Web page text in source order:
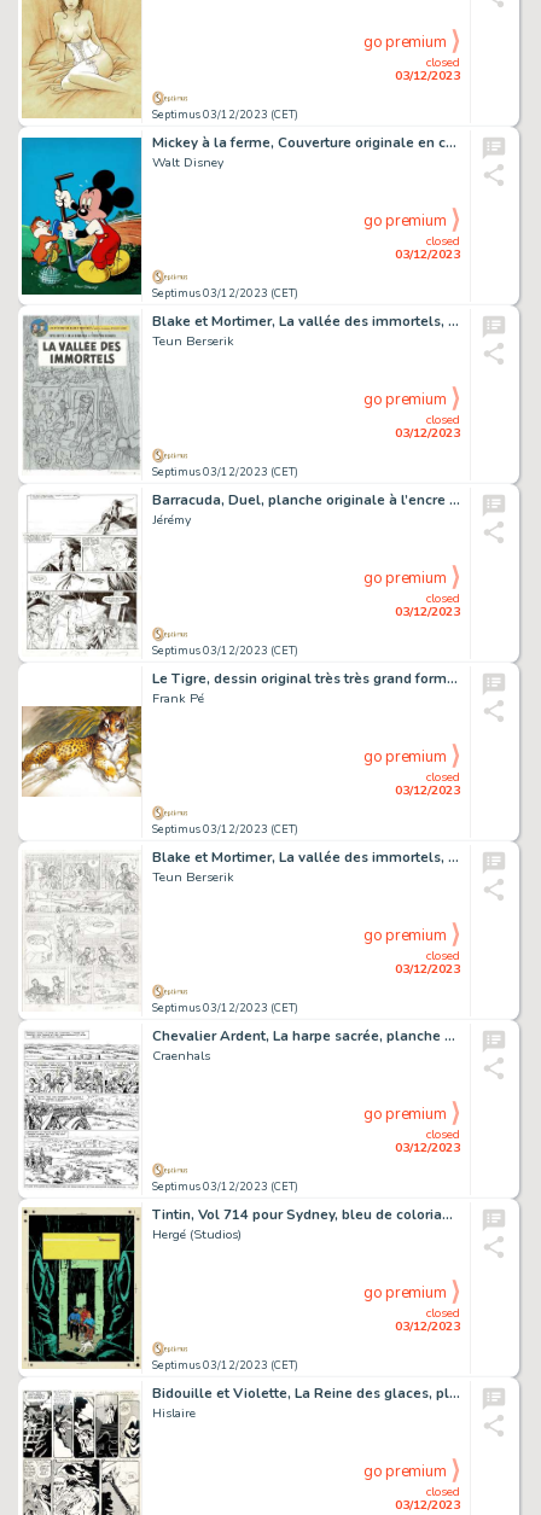
Septimus 03/12/2023 (CET)
closed
03/12/2023
go premium
Mickey à la ferme, Couverture originale en couleurs directes pour le journal Mickey n° 207 du 13 mai 1956.
Walt Disney
Septimus 03/12/2023 (CET)
closed
03/12/2023
go premium
Blake et Mortimer, La vallée des immortels, menace sur Hong Kong, projet de couverture original à la mine de plomb pour cet album paru en 2018 chez Blake et Mortimer.
Teun Berserik
Septimus 03/12/2023 (CET)
closed
03/12/2023
go premium
Barracuda, Duel, planche originale à l’encre de chine pour cet album paru en 2012 chez Dargaud.
Jérémy
Septimus 03/12/2023 (CET)
closed
03/12/2023
go premium
Le Tigre, dessin original très très grand format à l’aquarelle et à l’acrylique.
Frank Pé
Septimus 03/12/2023 (CET)
closed
03/12/2023
go premium
Blake et Mortimer, La vallée des immortels, menace sur Hong Kong, planche originale à la mine de plomb pour cet album paru en 2018 chez Blake et Mortimer.
Teun Berserik
Septimus 03/12/2023 (CET)
closed
03/12/2023
go premium
Chevalier Ardent, La harpe sacrée, planche originale à l’encre de chine.
Craenhals
Septimus 03/12/2023 (CET)
closed
03/12/2023
go premium
Tintin, Vol 714 pour Sydney, bleu de coloriage et son film noir pour la couverture de l’album.
Hergé (Studios)
Septimus 03/12/2023 (CET)
closed
03/12/2023
go premium
Bidouille et Violette, La Reine des glaces, planche originale à l’encre de chine pour cet album paru en 1984 chez Dupuis.
Hislaire
closed
03/12/2023
go premium